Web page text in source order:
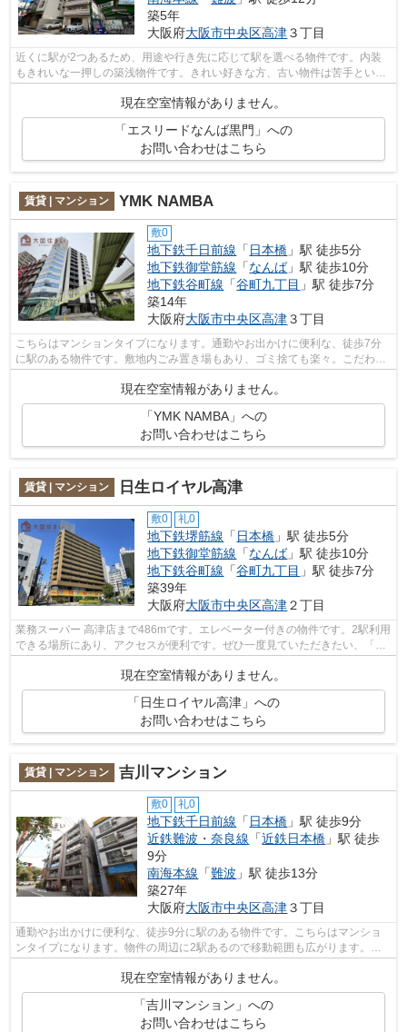
築5年
大阪府大阪市中央区高津３丁目
近くに駅が2つあるため、用途や行き先に応じて駅を選べる物件です。内装
もきれいな一押しの築浅物件です。きれい好きな方、古い物件は苦手という
現在空室情報がありません。
「エスリードなんば黒門」への
お問い合わせはこちら
賃貸 | マンション YMK NAMBA
敷0
地下鉄千日前線 「 日本橋 」駅 徒歩5分
地下鉄御堂筋線 「なんば」駅 徒歩10分
地下鉄谷町線 「谷町九丁目 」駅 徒歩7分
築14年
大阪府大阪市中央区高津３丁目
こちらはマンションタイプになります。通勤やお出かけに便利な、徒歩7分
に駅のある物件です。敷地内ごみ置き場もあり、ゴミ捨ても楽々。こだわり
現在空室情報がありません。
「YMK NAMBA」への
お問い合わせはこちら
賃貸 | マンション 日生ロイヤル高津
敷0 礼0
地下鉄堺筋線 「 日本橋 」駅 徒歩5分
地下鉄御堂筋線 「なんば」駅 徒歩10分
地下鉄谷町線 「谷町九丁目 」駅 徒歩7分
築39年
大阪府大阪市中央区高津２丁目
業務スーパー 高津店まで486mです。エレベーター付きの物件です。2駅利用
できる場所にあり、アクセスが便利です。ぜひ一度見ていただきたい、「日
生ロイヤル高津」です。地下鉄千日前...
現在空室情報がありません。
「日生ロイヤル高津」への
お問い合わせはこちら
賃貸 | マンション 吉川マンション
敷0 礼0
地下鉄千日前線 「 日本橋 」駅 徒歩9分
近鉄難波・奈良線 「近鉄日本橋 」駅 徒歩
9分
南海本線 「難波 」駅 徒歩13分
築27年
大阪府大阪市中央区高津３丁目
通勤やお出かけに便利な、徒歩9分に駅のある物件です。こちらはマンショ
ンタイプになります。物件の周辺に2駅あるので移動範囲も広がります。共
現在空室情報がありません。
「吉川マンション」への
お問い合わせはこちら